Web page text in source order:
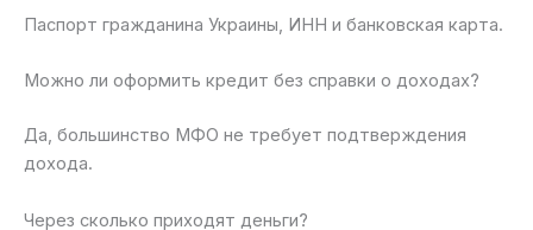
Паспорт гражданина Украины, ИНН и банковская карта.
Можно ли оформить кредит без справки о доходах?
Да, большинство МФО не требует подтверждения
дохода.
Через сколько приходят деньги?